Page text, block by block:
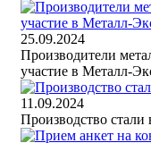
25.09.2024
Производители
участие в Металл-
11.09.2024
Производство